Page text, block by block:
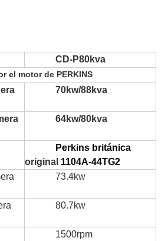
CD-P80kva
el motor de PERKINS
70kw/88kva
64kw/80kva
Perkins británica
original 1104A-44TG2
73.4kw
80.7kw
1500rpm